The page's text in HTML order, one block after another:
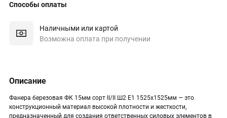
Способы оплаты
Наличными или картой
Возможна оплата при получении
Описание
Фанера березовая ФК 15мм сорт II/II Ш2 Е1 1525х1525мм — это
конструкционный материал высокой плотности и жесткости,
предназначенный для создания ответственных силовых элементов в